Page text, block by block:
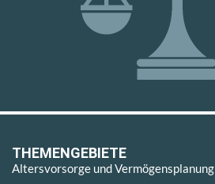
THEMENGEBIETE
Altersvorsorge und Vermögensplanung